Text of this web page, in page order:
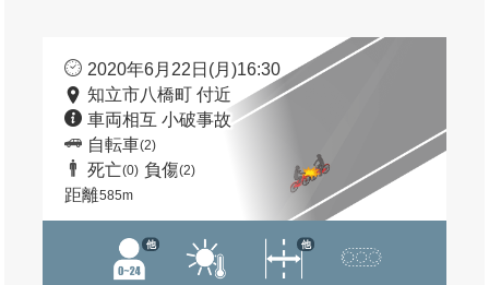
2020年6月22日(月)16:30
知立市八橋町 付近
車両相互 小破事故
自転車(2)
死亡(0) 負傷(2)
距離585m
他 他